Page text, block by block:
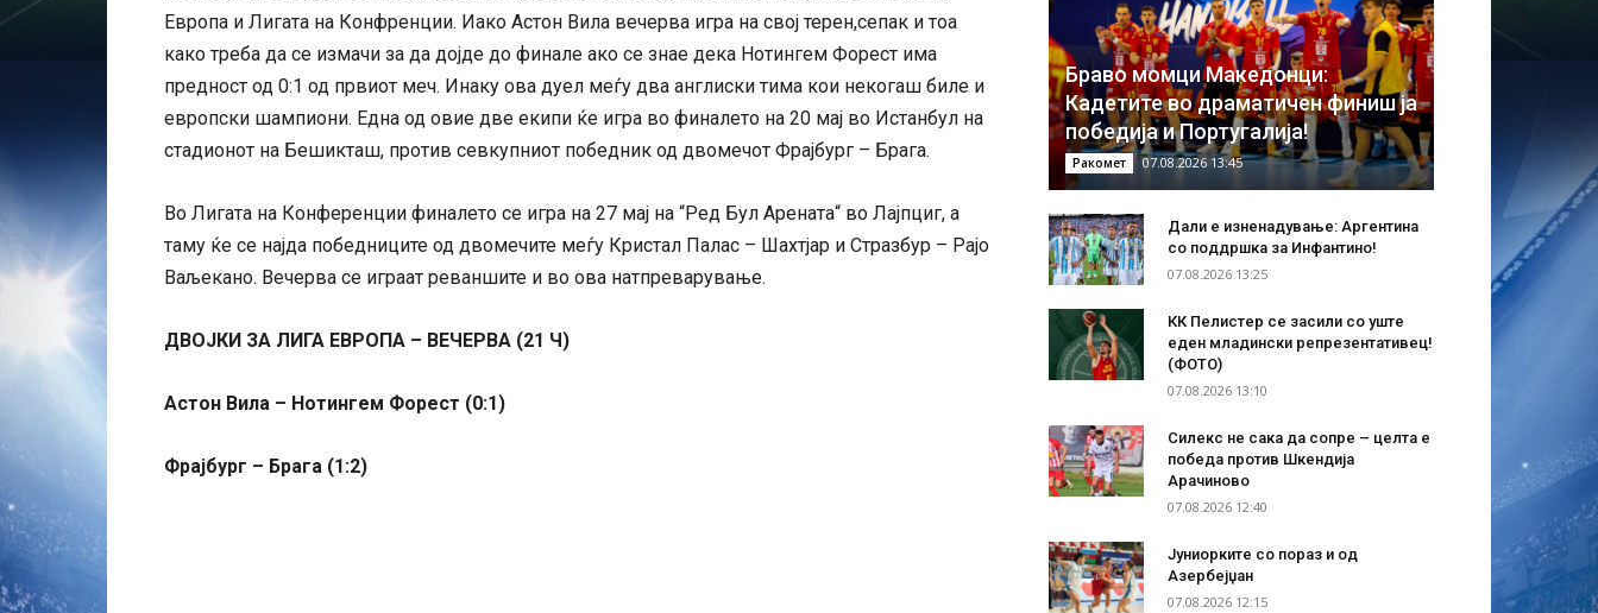
Европа и Лигата на Конфренции. Иако Астон Вила вечерва игра на свој терен,сепак и тоа
како треба да се измачи за да дојде до финале ако се знае дека Нотингем Форест има
предност од 0:1 од првиот меч. Инаку ова дуел меѓу два англиски тима кои некогаш биле и
европски шампиони. Една од овие две екипи ќе игра во финалето на 20 мај во Истанбул на
стадионот на Бешикташ, против севкупниот победник од двомечот Фрајбург – Брага.
Во Лигата на Конференции финалето се игра на 27 мај на “Ред Бул Арената“ во Лајпциг, а
таму ќе се најда победниците од двомечите меѓу Кристал Палас – Шахтјар и Стразбур – Рајо
Ваљекано. Вечерва се играат реваншите и во ова натпреварување.
ДВОЈКИ ЗА ЛИГА ЕВРОПА – ВЕЧЕРВА (21 Ч)
Астон Вила – Нотингем Форест (0:1)
Фрајбург – Брага (1:2)
Браво момци Македонци:
Кадетите во драматичен финиш ја
победија и Португалија!
Ракомет 07.08.2026 13:45
Дали е изненадување: Аргентина
со поддршка за Инфантино!
07.08.2026 13:25
КК Пелистер се засили со уште
еден младински репрезентативец!
(ФОТО)
07.08.2026 13:10
Силекс не сака да сопре – целта е
победа против Шкендија
Арачиново
07.08.2026 12:40
Јуниорките со пораз и од
Азербејџан
07.08.2026 12:15